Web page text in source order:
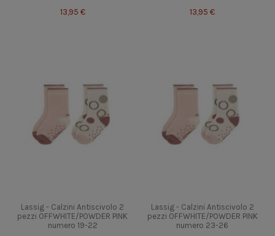
13,95 €
13,95 €
Lassig - Calzini Antiscivolo 2
pezzi OFFWHITE/POWDER PINK
numero 19-22
Lassig - Calzini Antiscivolo 2
pezzi OFFWHITE/POWDER PINK
numero 23-26